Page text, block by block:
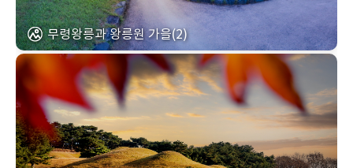
무령왕릉과 왕릉원 가을(2)